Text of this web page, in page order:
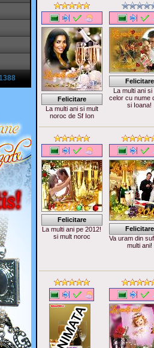
Felicitare
La multi ani si mult
noroc de Sf Ion
Felicitare
La multi ani si
celor cu nume
si Ioana!
Felicitare
La multi ani pe 2012!
si mult noroc
Felicitare
Va uram din
multi ani!